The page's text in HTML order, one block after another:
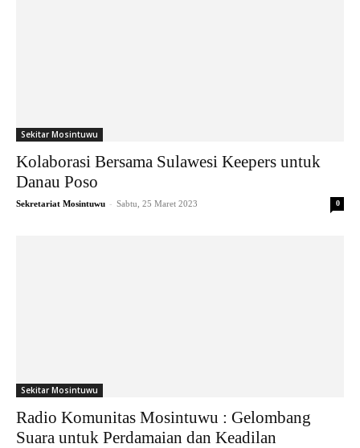
Sekitar Mosintuwu
Kolaborasi Bersama Sulawesi Keepers untuk
Danau Poso
Sekretariat Mosintuwu - Sabtu, 25 Maret 2023 0
Sekitar Mosintuwu
Radio Komunitas Mosintuwu : Gelombang
Suara untuk Perdamaian dan Keadilan